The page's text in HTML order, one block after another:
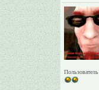
Пользователь